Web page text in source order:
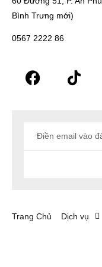
Bình Trưng mới)
0567 2222 86
Trang Chủ Dịch vụ